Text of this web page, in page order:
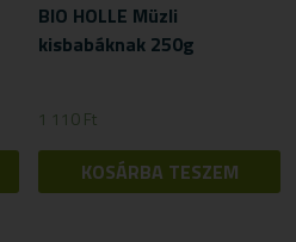
BIO HOLLE Müzli
kisbabáknak 250g
1 110Ft
KOSÁRBA TESZEM